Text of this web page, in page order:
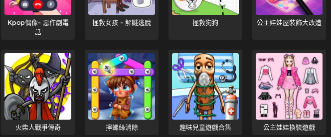
Kpop偶像- 惡作劇電
話
拯救女孩 - 解謎逃脫 拯救狗狗 公主娃娃屋裝飾大改造
火柴人戰爭傳奇 擰螺絲消除 趣味兒童遊戲合集 公主娃娃換裝遊戲